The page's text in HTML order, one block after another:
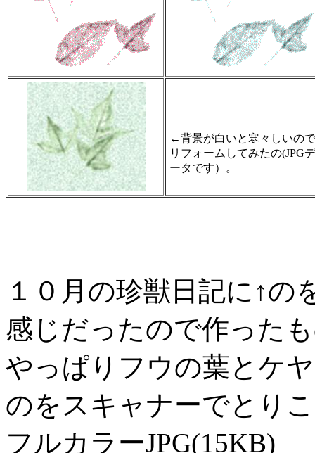
←背景が白いと寒々しいので
リフォームしてみたの(JPGデ
ータです）。
１０月の珍獣日記に↑
感じだったので作った
やっぱりフウの葉とケ
のをスキャナーでとり
フルカラーJPG(15KB)